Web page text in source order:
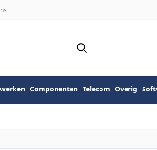
Componenten Telecom Overig